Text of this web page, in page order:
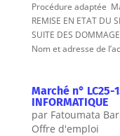
Procédure adaptée
REMISE EN ETAT DU
SUITE DES
Nom et adresse de
Marché n° LC25-
INFORMATIQUE
par Fatoumata
Offre d'emploi